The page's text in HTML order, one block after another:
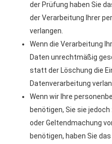
der Prüfung haben Sie
der Verarbeitung Ihrer
verlangen.
Wenn die Verarbeitung
Daten unrechtmäßig
statt der Löschung die
Datenverarbeitung
Wenn wir Ihre
benötigen, Sie sie
oder Geltendmachung
benötigen, haben Sie